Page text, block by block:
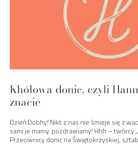
Khólowa donic, czyli
znacie
Dzień Dobhy! Nikt z nas nie śmieje się z
sami je mamy. pozdrawiamy! Hhh – twórcy
Przeciwnicy donic na Świętokrzyskiej,